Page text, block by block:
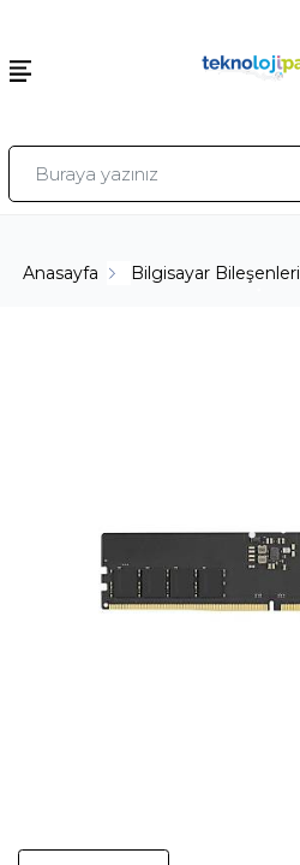
Anasayfa Bilgisayar Bileşenleri